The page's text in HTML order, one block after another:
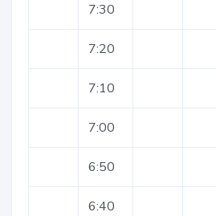
7:30
7:20
7:10
7:00
6:50
6:40